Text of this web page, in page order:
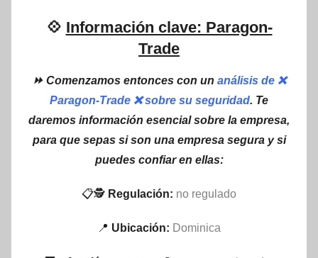
💠 Información clave: Paragon-
Trade
⏩ Comenzamos entonces con un análisis de ❌
Paragon-Trade ❌ sobre su seguridad. Te
daremos información esencial sobre la empresa,
para que sepas si son una empresa segura y si
puedes confiar en ellas:
📋🕵 Regulación: no regulado
📍 Ubicación: Dominica